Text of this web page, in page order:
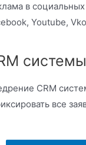
в
Youtube,
системы
CRM
все